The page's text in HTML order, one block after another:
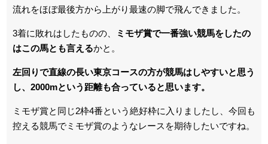
流れをほぼ最後方から上がり最速の脚で飛んできました。
3着に敗れはしたものの、
ミモザ賞で一番強い競馬をしたの
はこの馬とも言えるかと。
左回りで直線の長い東京コースの方が競馬はしやすいと思う
し、2000mという距離も合っていると思います。
ミモザ賞と同じ2枠4番という絶好枠に入りましたし、今回も
控える競馬でミモザ賞のようなレースを期待したいですね。